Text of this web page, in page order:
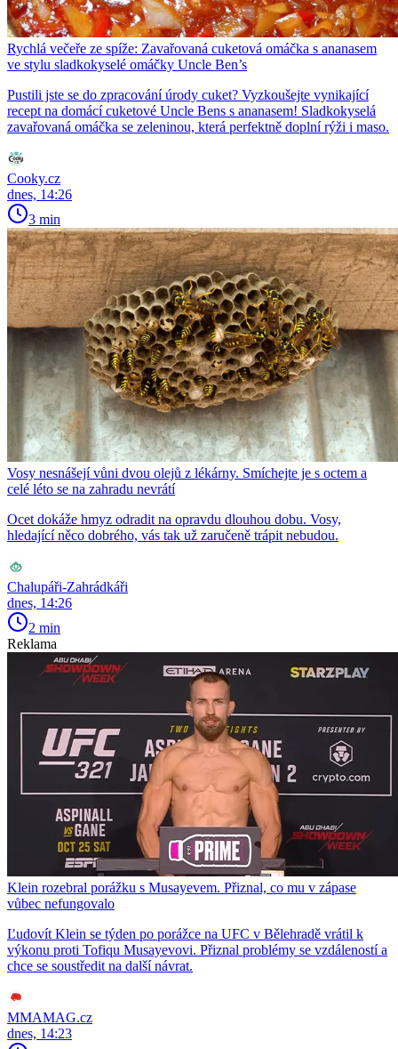
Rychlá večeře ze spíže: Zavařovaná cuketová omáčka s ananasem
ve stylu sladkokyselé omáčky Uncle Ben’s
Pustili jste se do zpracování úrody cuket? Vyzkoušejte vynikající
recept na domácí cuketové Uncle Bens s ananasem! Sladkokyselá
zavařovaná omáčka se zeleninou, která perfektně doplní rýži i maso.
Cooky.cz
dnes, 14:26
3 min
Vosy nesnášejí vůni dvou olejů z lékárny. Smíchejte je s octem a
celé léto se na zahradu nevrátí
Ocet dokáže hmyz odradit na opravdu dlouhou dobu. Vosy,
hledající něco dobrého, vás tak už zaručeně trápit nebudou.
Chalupáři-Zahrádkáři
dnes, 14:26
2 min
Reklama
Klein rozebral porážku s Musayevem. Přiznal, co mu v zápase
vůbec nefungovalo
Ľudovít Klein se týden po porážce na UFC v Bělehradě vrátil k
výkonu proti Tofiqu Musayevovi. Přiznal problémy se vzdáleností a
chce se soustředit na další návrat.
MMAMAG.cz
dnes, 14:23